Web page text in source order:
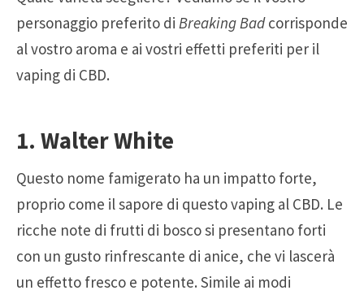
personaggio preferito di Breaking Badcorrisponde
al vostro aroma e ai vostri effetti preferiti per il
vaping di CBD.
1. Walter White
Questo nome famigerato ha un impatto forte,
proprio come il sapore di questo vaping al CBD. Le
ricche note di frutti di bosco si presentano forti
con un gusto rinfrescante di anice, che vi lascerà
un effetto fresco e potente. Simile ai modi